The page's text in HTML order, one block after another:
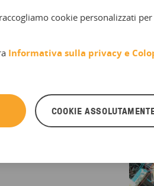
i tuoi
Gestisci i
raccogliamo cookie personalizzati
Informativa sulla privacy e
COOKIE